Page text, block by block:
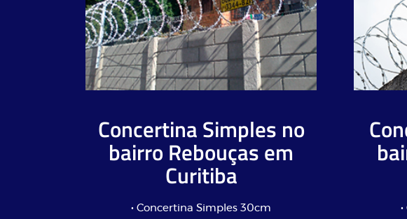
Concertina Simples no
bairro Rebouças em
Curitiba
• Concertina Simples 30cm